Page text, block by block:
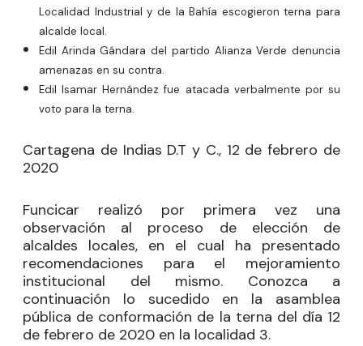
Localidad Industrial y de la Bahía escogieron terna para
alcalde local.
Edil Arinda Gándara del partido Alianza Verde denuncia
amenazas en su contra.
Edil Isamar Hernández fue atacada verbalmente por su
voto para la terna.
Cartagena de Indias D.T y C., 12 de febrero de
2020
Funcicar realizó por primera vez una
observación al proceso de elección de
alcaldes locales, en el cual ha presentado
recomendaciones para el mejoramiento
institucional del mismo. Conozca a
continuación lo sucedido en la asamblea
pública de conformación de la terna del día 12
de febrero de 2020 en la localidad 3.